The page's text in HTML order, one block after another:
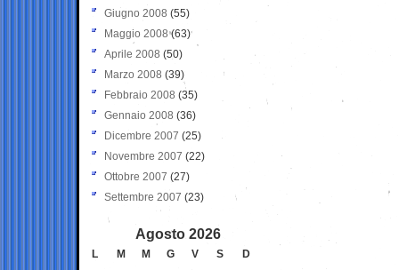
Giugno 2008 (55)
Maggio 2008(63)
Aprile 2008 (50)
Marzo 2008 (39)
Febbraio 2008 (35)
Gennaio 2008 (36)
Dicembre 2007 (25)
Novembre 2007 (22)
Ottobre 2007 (27)
Settembre 2007 (23)
Agosto 2026
L M M G V S
D